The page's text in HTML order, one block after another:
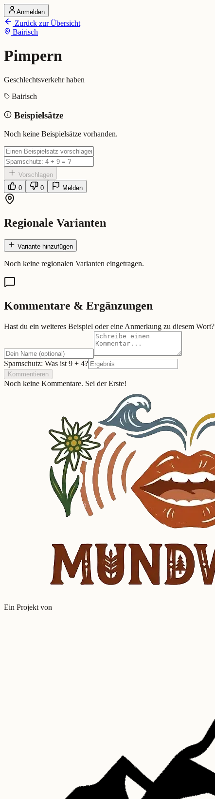
Startseite
Alle Dialekte
Dialekte vergleichen
Ranking
Pimpern (Bairisch)
Bedeutung: Geschlechtsverkehr haben
Eingereicht von: Mundwerk Team
Anmelden
Zurück zur Übersicht
Bairisch
Pimpern
Geschlechtsverkehr haben
Bairisch
Beispielsätze
Noch keine Beispielsätze vorhanden.
Vorschlagen
0
0 Melden
Regionale Varianten
Variante hinzufügen
Noch keine regionalen Varianten eingetragen.
Kommentare & Ergänzungen
Hast du ein weiteres Beispiel oder eine Anmerkung zu diesem Wort?
Spamschutz: Was ist 9 + 4?
Kommentieren
Noch keine Kommentare. Sei der Erste!
Ein Projekt von